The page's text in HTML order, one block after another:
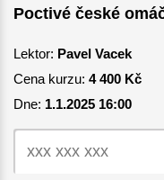
Poctivé české
Lektor: Pavel Vacek
Cena kurzu: 4 400 Kč
Dne: 1.1.2025 16:00